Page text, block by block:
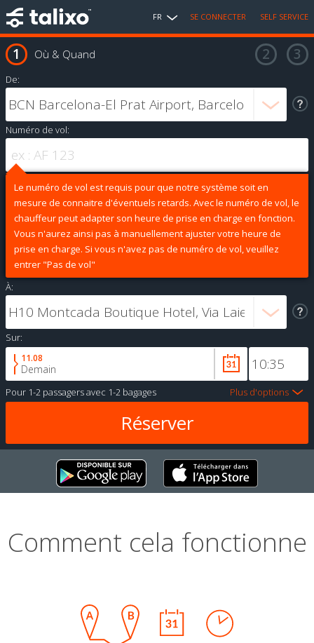
FR SE CONNECTER SELF SERVICE
Où & Quand
De:
Numéro de vol:
Le numéro de vol est requis pour que notre système soit en
mesure de connaitre d'éventuels retards. Avec le numéro de vol, le
chauffeur peut adapter son heure de prise en charge en fonction.
Vous n'aurez ainsi pas à manuellement ajuster votre heure de
prise en charge. Si vous n'avez pas de numéro de vol, veuillez
entrer "Pas de vol"
À:
Sur:
11.08
Demain
Pour 1-2 passagersavec 1-2 bagages Plus d'options
Comment cela fonctionne